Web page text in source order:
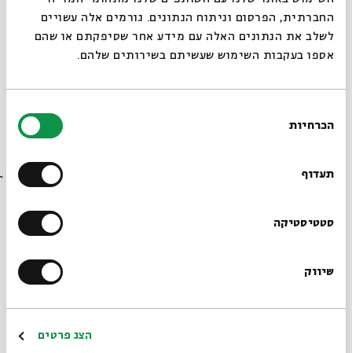
החברתית, הפרסום וניתוח הנתונים. גורמים אלה עשויים
לשלב את הנתונים האלה עם מידע אחר שסיפקתם או שהם
אספו בעקבות השימוש שעשיתם בשירותים שלהם.
הסכמה
הכרחיות
תעדוף
סטטיסטיקה
שיווק
הצג פרטים
ג' | 17:00